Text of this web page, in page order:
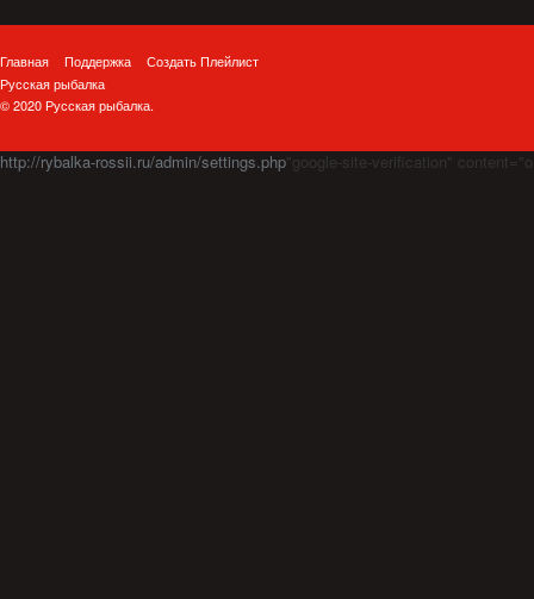
Главная Поддержка
Создать Плейлист
Русская рыбалка
© 2020 Русская рыбалка.
http://rybalka-rossii.ru/admin/settings.php"google-site-verification"